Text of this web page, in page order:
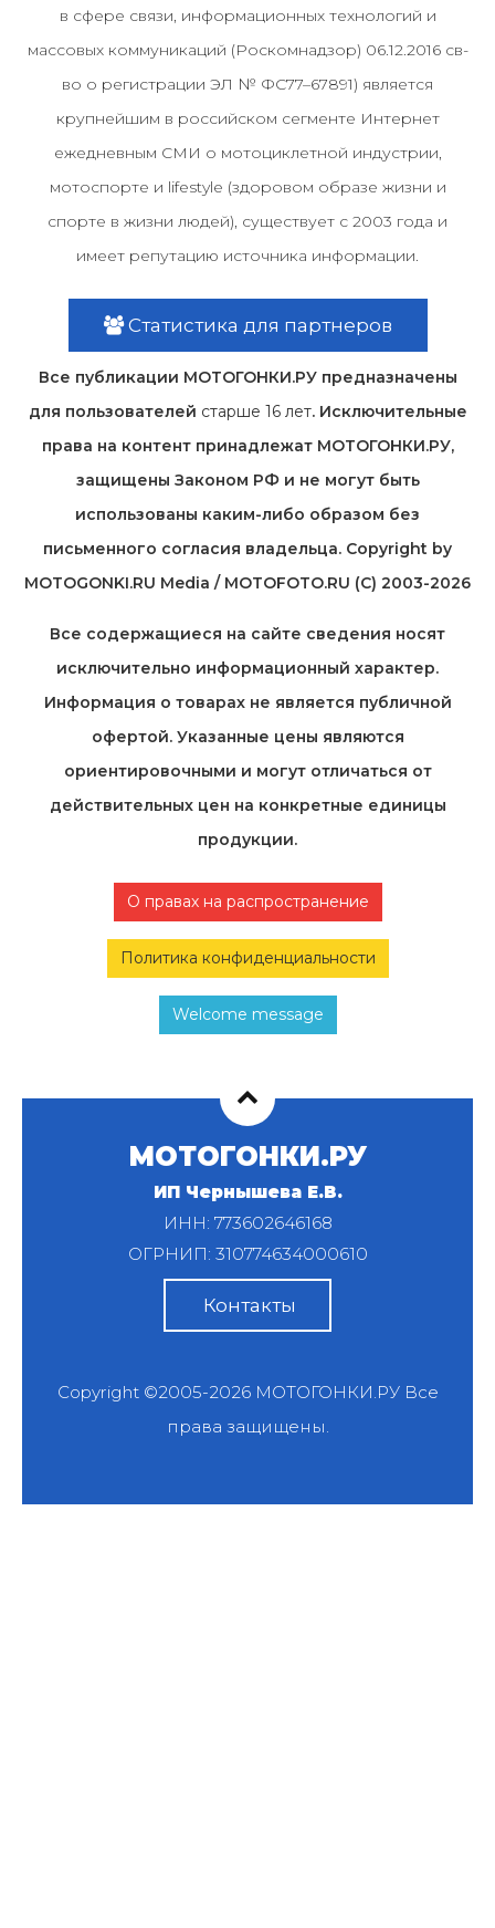
в сфере связи, информационных технологий и
массовых коммуникаций (Роскомнадзор) 06.12.2016 св-
во о регистрации ЭЛ № ФС77–67891) является
крупнейшим в российском сегменте Интернет
ежедневным СМИ о мотоциклетной индустрии,
мотоспорте и lifestyle (здоровом образе жизни и
спорте в жизни людей), существует с 2003 года и
имеет репутацию источника информации.
Статистика для партнеров
Все публикации МОТОГОНКИ.РУ предназначены
для пользователей старше 16 лет. Исключительные
права на контент принадлежат МОТОГОНКИ.РУ,
защищены Законом РФ и не могут быть
использованы каким-либо образом без
письменного согласия владельца. Copyright by
MOTOGONKI.RU Media / MOTOFOTO.RU (C) 2003-2026
Все содержащиеся на cайте сведения носят
исключительно информационный характер.
Информация о товарах не является публичной
офертой. Указанные цены являются
ориентировочными и могут отличаться от
действительных цен на конкретные единицы
продукции.
О правах на распространение
Политика конфиденциальности
Welcome message
МОТОГОНКИ.РУ
ИП Чернышева Е.В.
ИНН: 773602646168
ОГРНИП: 310774634000610
Контакты
Copyright ©2005-2026 МОТОГОНКИ.РУВсе
права защищены.